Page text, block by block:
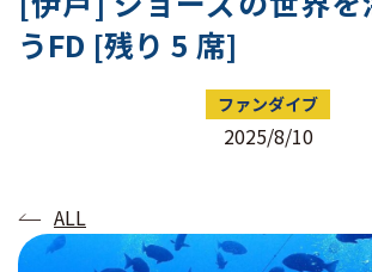
ダイビングツアー
お客さまの声
スタッフ紹介
うFD [残り 5 席]
ファンダイブ
2025/8/10
ALL